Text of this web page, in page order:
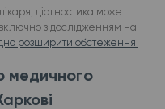
діагностика може
з дослідженням на
розширити обстеження.
медичного